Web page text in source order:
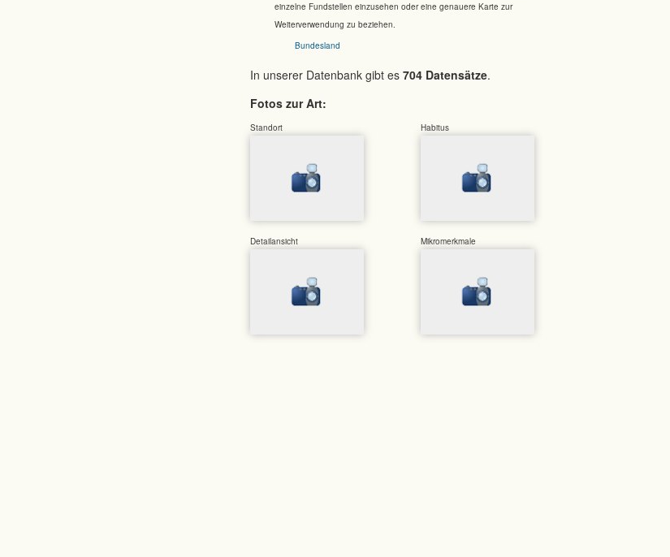
einzelne Fundstellen einzusehen oder eine genauere Karte zur
Weiterverwendung zu beziehen.
Bundesland
In unserer Datenbank gibt es 704 Datensätze.
Fotos zur Art:
Standort Habitus
Detailansicht Mikromerkmale